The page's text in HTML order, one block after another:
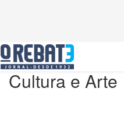
Cultura e Arte